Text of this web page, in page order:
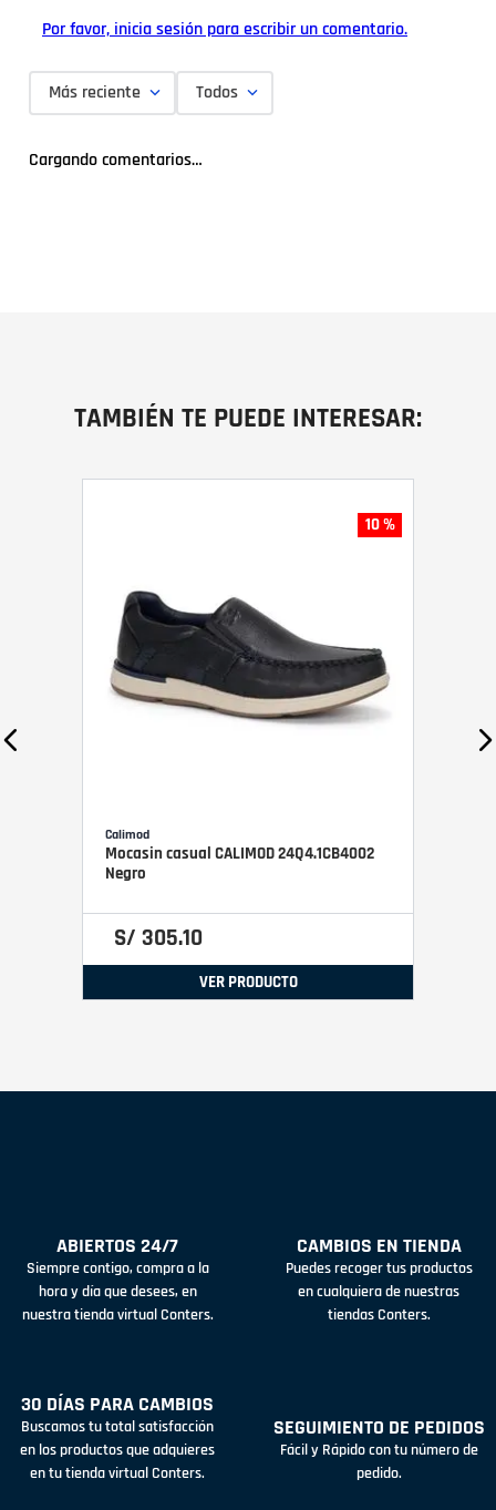
Por favor, inicia sesión para escribir un comentario.
Más reciente Todos
Cargando comentarios…
TAMBIÉN TE PUEDE INTERESAR:
10 %
Calimod
Mocasin casual CALIMOD 24Q4.1CB4002
Negro
S/ 305.10
VER PRODUCTO
ABIERTOS 24/7
Siempre contigo, compra a la
hora y día que desees, en
nuestra tienda virtual Conters.
CAMBIOS EN TIENDA
Puedes recoger tus productos
en cualquiera de nuestras
tiendas Conters.
30 DÍAS PARA CAMBIOS
Buscamos tu total satisfacción
en los productos que adquieres
en tu tienda virtual Conters.
SEGUIMIENTO DE PEDIDOS
Fácil y Rápido con tu número de
pedido.